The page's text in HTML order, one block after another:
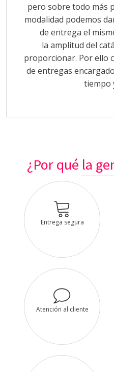
pero sobre todo más
modalidad podemos
de entrega el
la amplitud del
proporcionar. Por ello
de entregas
tiempo
¿Por qué la
Entrega segura
Atención al cliente